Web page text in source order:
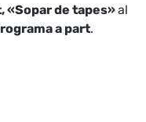
«Sopar de tapes»al
a part.